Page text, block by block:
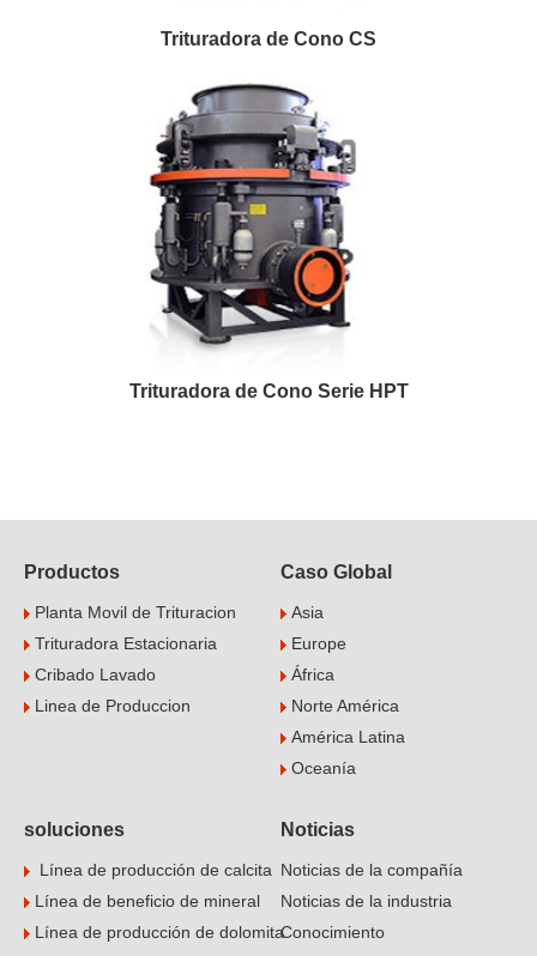
Trituradora de Cono CS
Trituradora de Cono Serie HPT
Productos
Planta Movil de Trituracion
Trituradora Estacionaria
Cribado Lavado
Linea de Produccion
Caso Global
Asia
Europe
África
Norte América
América Latina
Oceanía
soluciones
Línea de producción de calcita
Línea de beneficio de mineral
Línea de producción de dolomita
Noticias
Noticias de la compañía
Noticias de la industria
Conocimiento